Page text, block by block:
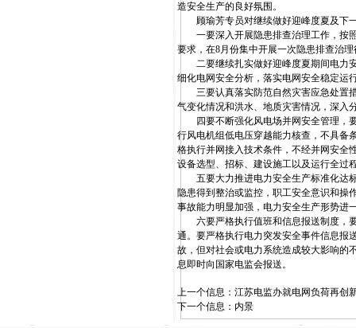
造安全生产的良好氛围。
顾瑜芳专员对继续做好迎峰度夏及下
一要深入开展隐患排查治理工作，按照
要求，在8月份集中开展一次隐患排查治理
二要继续扎实做好迎峰度夏期间电力安
细化电网安全分析，落实电网安全稳定运
三要认真落实防范自然灾害应急处置措
气变化情况和洪水、地质灾害情况，深入
四要不断强化风电场并网安全管理，要
行风电机组低电压穿越能力核查，不具备
格执行并网接入技术条件，不经并网安全
设备选型、招标、建设施工以及运行全过
五要大力推进电力安全生产标准化达标
隐患得到整治或监控，职工安全意识和操
事故能力明显加强，电力安全生产形势进
六要严格执行值班和信息报送制度，要
通。要严格执行电力突发安全事件信息报
故，但对社会或电力系统造成较大影响的
息即时向国家电监会报送。
上一个信息： 江苏电监办就电网负荷再创
下一个信息： 内景